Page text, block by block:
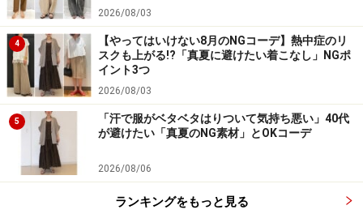
ユニクロ コットンドビーテーパードクロップドパンツ
2990円（税込）
「コットンドビーテーパードクロップドパンツ」は、
100％コットン素材を使用した一押しのパンツ。筒の太
さにはゆとりもありながら、裾に向かって少し細めにな
っているテーパードシルエットは着た時にダボッとしす
ぎないところが大人向け。
2026/08/03
4
【やってはいけない8月のNGコーデ】熱中症のリ
スクも上がる!?「真夏に避けたい着こなし」NGポ
イント3つ
2026/08/03
5
「汗で服がベタベタはりついて気持ち悪い」40代
が避けたい「真夏のNG素材」とOKコーデ
2026/08/06
ランキングをもっと見る